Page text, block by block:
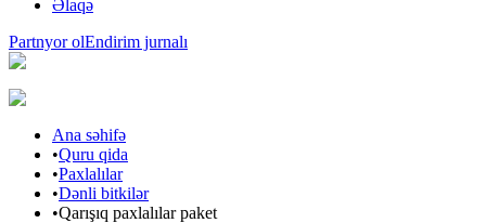
Əlaqə
Partnyor olEndirim jurnalı
Ana səhifə
•Quru qida
•Paxlalılar
•Dənli bitkilər
•Qarışıq paxlalılar paket